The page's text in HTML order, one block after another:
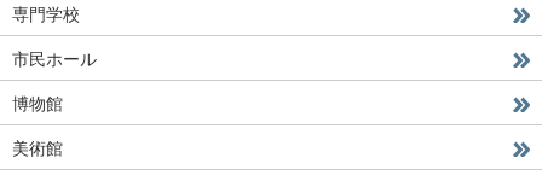
専門学校
市民ホール
博物館
美術館